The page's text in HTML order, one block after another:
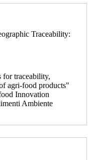
Traceability:
for traceability,
agri-food products"
Innovation
Ambiente